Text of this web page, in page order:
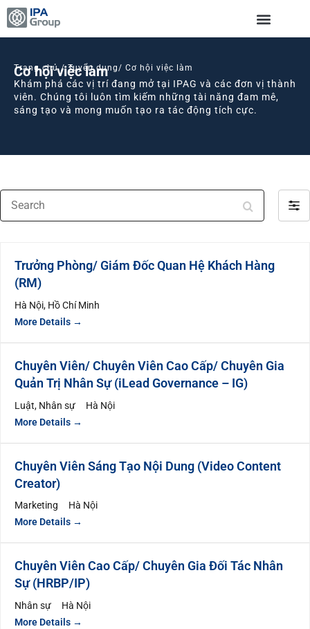
Trang chủ / Tuyển dụng/ Cơ hội việc làm
Cơ hội việc làm
Khám phá các vị trí đang mở tại IPAG và các đơn vị thành
viên. Chúng tôi luôn tìm kiếm những tài năng đam mê,
sáng tạo và mong muốn tạo ra tác động tích cực.
Search
Filter
Trưởng Phòng/ Giám Đốc Quan Hệ Khách Hàng
(RM)
Hà Nội Hồ Chí Minh
More Details
Chuyên Viên/ Chuyên Viên Cao Cấp/ Chuyên Gia
Quản Trị Nhân Sự (iLead Governance – IG)
Luật Nhân sự
Hà Nội
More Details
Chuyên Viên Sáng Tạo Nội Dung (Video Content
Creator)
Marketing
Hà Nội
More Details
Chuyên Viên Cao Cấp/ Chuyên Gia Đối Tác Nhân
Sự (HRBP/IP)
Nhân sự
Hà Nội
More Details